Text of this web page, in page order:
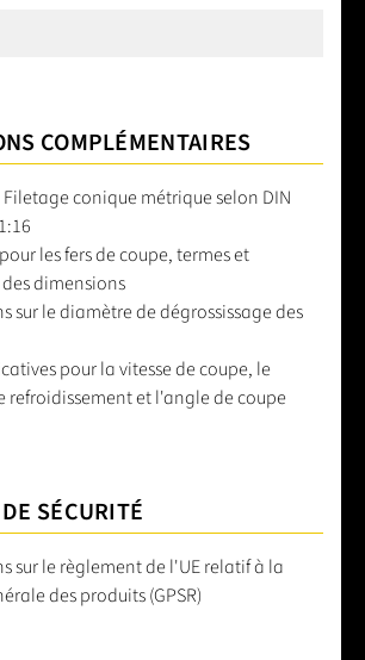
COMPLÉMENTAIRES
Filetage conique métrique selon DIN
les fers de coupe, termes et
dimensions
sur le diamètre de dégrossissage des
pour la vitesse de coupe, le
refroidissement et l'angle de coupe
SÉCURITÉ
sur le règlement de l'UE relatif à la
des produits (GPSR)